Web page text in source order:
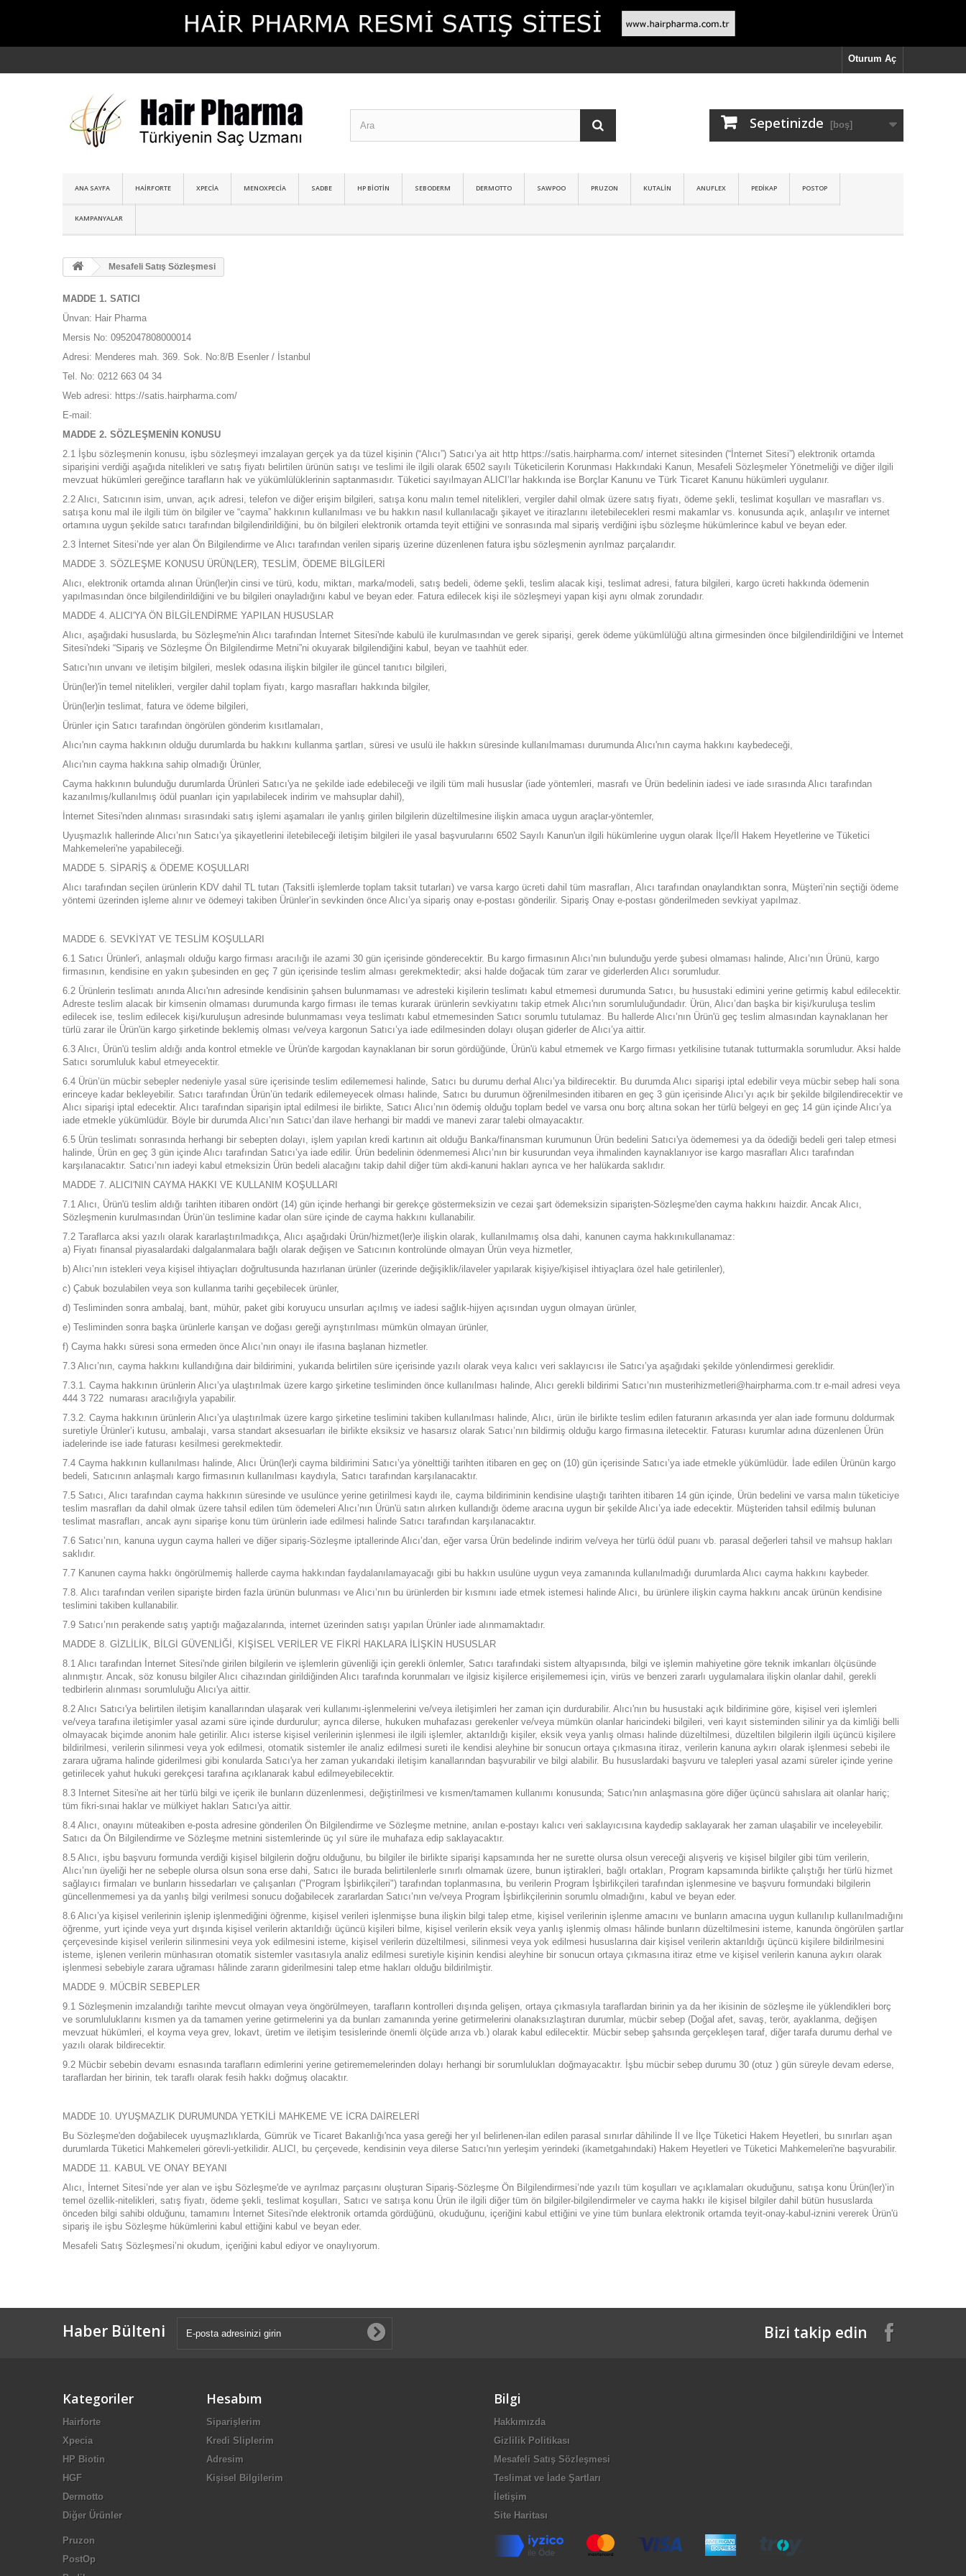
Oturum Aç
Sepetinizde [boş]
ANA SAYFA HAIRFORTE XPECIA MENOXPECIA SADBE HP BIOTIN SEBODERM DERMOTTO SAWPOO PRUZON KUTALIN ANUFLEX PEDIKAP POSTOP
KAMPANYALAR
Mesafeli Satış Sözleşmesi
MADDE 1. SATICI
Ünvan: Hair Pharma
Mersis No: 0952047808000014
Adresi: Menderes mah. 369. Sok. No:8/B Esenler / İstanbul
Tel. No: 0212 663 04 34
Web adresi: https://satis.hairpharma.com/
E-mail:
MADDE 2. SÖZLEŞMENİN KONUSU
2.1 İşbu sözleşmenin konusu, işbu sözleşmeyi imzalayan gerçek ya da tüzel kişinin (“Alıcı”) Satıcı’ya ait http https://satis.hairpharma.com/ internet sitesinden (“İnternet Sitesi”) elektronik ortamda
siparişini verdiği aşağıda nitelikleri ve satış fiyatı belirtilen ürünün satışı ve teslimi ile ilgili olarak 6502 sayılı Tüketicilerin Korunması Hakkındaki Kanun, Mesafeli Sözleşmeler Yönetmeliği ve diğer ilgili
mevzuat hükümleri gereğince tarafların hak ve yükümlülüklerinin saptanmasıdır. Tüketici sayılmayan ALICI’lar hakkında ise Borçlar Kanunu ve Türk Ticaret Kanunu hükümleri uygulanır.
2.2 Alıcı, Satıcının isim, unvan, açık adresi, telefon ve diğer erişim bilgileri, satışa konu malın temel nitelikleri, vergiler dahil olmak üzere satış fiyatı, ödeme şekli, teslimat koşulları ve masrafları vs.
satışa konu mal ile ilgili tüm ön bilgiler ve “cayma” hakkının kullanılması ve bu hakkın nasıl kullanılacağı şikayet ve itirazlarını iletebilecekleri resmi makamlar vs. konusunda açık, anlaşılır ve internet
ortamına uygun şekilde satıcı tarafından bilgilendirildiğini, bu ön bilgileri elektronik ortamda teyit ettiğini ve sonrasında mal sipariş verdiğini işbu sözleşme hükümlerince kabul ve beyan eder.
2.3 İnternet Sitesi’nde yer alan Ön Bilgilendirme ve Alıcı tarafından verilen sipariş üzerine düzenlenen fatura işbu sözleşmenin ayrılmaz parçalarıdır.
MADDE 3. SÖZLEŞME KONUSU ÜRÜN(LER), TESLİM, ÖDEME BİLGİLERİ
Alıcı, elektronik ortamda alınan Ürün(ler)in cinsi ve türü, kodu, miktarı, marka/modeli, satış bedeli, ödeme şekli, teslim alacak kişi, teslimat adresi, fatura bilgileri, kargo ücreti hakkında ödemenin
yapılmasından önce bilgilendirildiğini ve bu bilgileri onayladığını kabul ve beyan eder. Fatura edilecek kişi ile sözleşmeyi yapan kişi aynı olmak zorundadır.
MADDE 4. ALICI'YA ÖN BİLGİLENDİRME YAPILAN HUSUSLAR
Alıcı, aşağıdaki hususlarda, bu Sözleşme'nin Alıcı tarafından İnternet Sitesi'nde kabulü ile kurulmasından ve gerek siparişi, gerek ödeme yükümlülüğü altına girmesinden önce bilgilendirildiğini ve İnternet
Sitesi'ndeki “Sipariş ve Sözleşme Ön Bilgilendirme Metni”ni okuyarak bilgilendiğini kabul, beyan ve taahhüt eder.
Satıcı'nın unvanı ve iletişim bilgileri, meslek odasına ilişkin bilgiler ile güncel tanıtıcı bilgileri,
Ürün(ler)'in temel nitelikleri, vergiler dahil toplam fiyatı, kargo masrafları hakkında bilgiler,
Ürün(ler)in teslimat, fatura ve ödeme bilgileri,
Ürünler için Satıcı tarafından öngörülen gönderim kısıtlamaları,
Alıcı'nın cayma hakkının olduğu durumlarda bu hakkını kullanma şartları, süresi ve usulü ile hakkın süresinde kullanılmaması durumunda Alıcı'nın cayma hakkını kaybedeceği,
Alıcı'nın cayma hakkına sahip olmadığı Ürünler,
Cayma hakkının bulunduğu durumlarda Ürünleri Satıcı'ya ne şekilde iade edebileceği ve ilgili tüm mali hususlar (iade yöntemleri, masrafı ve Ürün bedelinin iadesi ve iade sırasında Alıcı tarafından
kazanılmış/kullanılmış ödül puanları için yapılabilecek indirim ve mahsuplar dahil),
İnternet Sitesi'nden alınması sırasındaki satış işlemi aşamaları ile yanlış girilen bilgilerin düzeltilmesine ilişkin amaca uygun araçlar-yöntemler,
Uyuşmazlık hallerinde Alıcı’nın Satıcı’ya şikayetlerini iletebileceği iletişim bilgileri ile yasal başvurularını 6502 Sayılı Kanun'un ilgili hükümlerine uygun olarak İlçe/İl Hakem Heyetlerine ve Tüketici
Mahkemeleri'ne yapabileceği.
MADDE 5. SİPARİŞ & ÖDEME KOŞULLARI
Alıcı tarafından seçilen ürünlerin KDV dahil TL tutarı (Taksitli işlemlerde toplam taksit tutarları) ve varsa kargo ücreti dahil tüm masrafları, Alıcı tarafından onaylandıktan sonra, Müşteri’nin seçtiği ödeme
yöntemi üzerinden işleme alınır ve ödemeyi takiben Ürünler’in sevkinden önce Alıcı’ya sipariş onay e-postası gönderilir. Sipariş Onay e-postası gönderilmeden sevkiyat yapılmaz.
MADDE 6. SEVKİYAT VE TESLİM KOŞULLARI
6.1 Satıcı Ürünler'i, anlaşmalı olduğu kargo firması aracılığı ile azami 30 gün içerisinde gönderecektir. Bu kargo firmasının Alıcı’nın bulunduğu yerde şubesi olmaması halinde, Alıcı’nın Ürünü, kargo
firmasının, kendisine en yakın şubesinden en geç 7 gün içerisinde teslim alması gerekmektedir; aksi halde doğacak tüm zarar ve giderlerden Alıcı sorumludur.
6.2 Ürünlerin teslimatı anında Alıcı'nın adresinde kendisinin şahsen bulunmaması ve adresteki kişilerin teslimatı kabul etmemesi durumunda Satıcı, bu husustaki edimini yerine getirmiş kabul edilecektir.
Adreste teslim alacak bir kimsenin olmaması durumunda kargo firması ile temas kurarak ürünlerin sevkiyatını takip etmek Alıcı'nın sorumluluğundadır. Ürün, Alıcı’dan başka bir kişi/kuruluşa teslim
edilecek ise, teslim edilecek kişi/kuruluşun adresinde bulunmaması veya teslimatı kabul etmemesinden Satıcı sorumlu tutulamaz. Bu hallerde Alıcı’nın Ürün'ü geç teslim almasından kaynaklanan her
türlü zarar ile Ürün'ün kargo şirketinde beklemiş olması ve/veya kargonun Satıcı’ya iade edilmesinden dolayı oluşan giderler de Alıcı’ya aittir.
6.3 Alıcı, Ürün'ü teslim aldığı anda kontrol etmekle ve Ürün'de kargodan kaynaklanan bir sorun gördüğünde, Ürün'ü kabul etmemek ve Kargo firması yetkilisine tutanak tutturmakla sorumludur. Aksi halde
Satıcı sorumluluk kabul etmeyecektir.
6.4 Ürün’ün mücbir sebepler nedeniyle yasal süre içerisinde teslim edilememesi halinde, Satıcı bu durumu derhal Alıcı’ya bildirecektir. Bu durumda Alıcı siparişi iptal edebilir veya mücbir sebep hali sona
erinceye kadar bekleyebilir. Satıcı tarafından Ürün’ün tedarik edilemeyecek olması halinde, Satıcı bu durumun öğrenilmesinden itibaren en geç 3 gün içerisinde Alıcı’yı açık bir şekilde bilgilendirecektir ve
Alıcı siparişi iptal edecektir. Alıcı tarafından siparişin iptal edilmesi ile birlikte, Satıcı Alıcı’nın ödemiş olduğu toplam bedel ve varsa onu borç altına sokan her türlü belgeyi en geç 14 gün içinde Alıcı’ya
iade etmekle yükümlüdür. Böyle bir durumda Alıcı’nın Satıcı’dan ilave herhangi bir maddi ve manevi zarar talebi olmayacaktır.
6.5 Ürün teslimatı sonrasında herhangi bir sebepten dolayı, işlem yapılan kredi kartının ait olduğu Banka/finansman kurumunun Ürün bedelini Satıcı'ya ödememesi ya da ödediği bedeli geri talep etmesi
halinde, Ürün en geç 3 gün içinde Alıcı tarafından Satıcı’ya iade edilir. Ürün bedelinin ödenmemesi Alıcı’nın bir kusurundan veya ihmalinden kaynaklanıyor ise kargo masrafları Alıcı tarafından
karşılanacaktır. Satıcı’nın iadeyi kabul etmeksizin Ürün bedeli alacağını takip dahil diğer tüm akdi-kanuni hakları ayrıca ve her halükarda saklıdır.
MADDE 7. ALICI'NIN CAYMA HAKKI VE KULLANIM KOŞULLARI
7.1 Alıcı, Ürün'ü teslim aldığı tarihten itibaren ondört (14) gün içinde herhangi bir gerekçe göstermeksizin ve cezai şart ödemeksizin siparişten-Sözleşme'den cayma hakkını haizdir. Ancak Alıcı,
Sözleşmenin kurulmasından Ürün’ün teslimine kadar olan süre içinde de cayma hakkını kullanabilir.
7.2 Taraflarca aksi yazılı olarak kararlaştırılmadıkça, Alıcı aşağıdaki Ürün/hizmet(ler)e ilişkin olarak, kullanılmamış olsa dahi, kanunen cayma hakkınıkullanamaz:
a) Fiyatı finansal piyasalardaki dalgalanmalara bağlı olarak değişen ve Satıcının kontrolünde olmayan Ürün veya hizmetler,
b) Alıcı’nın istekleri veya kişisel ihtiyaçları doğrultusunda hazırlanan ürünler (üzerinde değişiklik/ilaveler yapılarak kişiye/kişisel ihtiyaçlara özel hale getirilenler),
c) Çabuk bozulabilen veya son kullanma tarihi geçebilecek ürünler,
d) Tesliminden sonra ambalaj, bant, mühür, paket gibi koruyucu unsurları açılmış ve iadesi sağlık-hijyen açısından uygun olmayan ürünler,
e) Tesliminden sonra başka ürünlerle karışan ve doğası gereği ayrıştırılması mümkün olmayan ürünler,
f) Cayma hakkı süresi sona ermeden önce Alıcı’nın onayı ile ifasına başlanan hizmetler.
7.3 Alıcı’nın, cayma hakkını kullandığına dair bildirimini, yukarıda belirtilen süre içerisinde yazılı olarak veya kalıcı veri saklayıcısı ile Satıcı’ya aşağıdaki şekilde yönlendirmesi gereklidir.
7.3.1. Cayma hakkının ürünlerin Alıcı’ya ulaştırılmak üzere kargo şirketine tesliminden önce kullanılması halinde, Alıcı gerekli bildirimi Satıcı’nın musterihizmetleri@hairpharma.com.tr e-mail adresi veya
444 3 722 numarası aracılığıyla yapabilir.
7.3.2. Cayma hakkının ürünlerin Alıcı’ya ulaştırılmak üzere kargo şirketine teslimini takiben kullanılması halinde, Alıcı, ürün ile birlikte teslim edilen faturanın arkasında yer alan iade formunu doldurmak
suretiyle Ürünler’i kutusu, ambalajı, varsa standart aksesuarları ile birlikte eksiksiz ve hasarsız olarak Satıcı’nın bildirmiş olduğu kargo firmasına iletecektir. Faturası kurumlar adına düzenlenen Ürün
iadelerinde ise iade faturası kesilmesi gerekmektedir.
7.4 Cayma hakkının kullanılması halinde, Alıcı Ürün(ler)i cayma bildirimini Satıcı’ya yönelttiği tarihten itibaren en geç on (10) gün içerisinde Satıcı’ya iade etmekle yükümlüdür. İade edilen Ürünün kargo
bedeli, Satıcının anlaşmalı kargo firmasının kullanılması kaydıyla, Satıcı tarafından karşılanacaktır.
7.5 Satıcı, Alıcı tarafından cayma hakkının süresinde ve usulünce yerine getirilmesi kaydı ile, cayma bildiriminin kendisine ulaştığı tarihten itibaren 14 gün içinde, Ürün bedelini ve varsa malın tüketiciye
teslim masrafları da dahil olmak üzere tahsil edilen tüm ödemeleri Alıcı’nın Ürün'ü satın alırken kullandığı ödeme aracına uygun bir şekilde Alıcı’ya iade edecektir. Müşteriden tahsil edilmiş bulunan
teslimat masrafları, ancak aynı siparişe konu tüm ürünlerin iade edilmesi halinde Satıcı tarafından karşılanacaktır.
7.6 Satıcı’nın, kanuna uygun cayma halleri ve diğer sipariş-Sözleşme iptallerinde Alıcı’dan, eğer varsa Ürün bedelinde indirim ve/veya her türlü ödül puanı vb. parasal değerleri tahsil ve mahsup hakları
saklıdır.
7.7 Kanunen cayma hakkı öngörülmemiş hallerde cayma hakkından faydalanılamayacağı gibi bu hakkın usulüne uygun veya zamanında kullanılmadığı durumlarda Alıcı cayma hakkını kaybeder.
7.8. Alıcı tarafından verilen siparişte birden fazla ürünün bulunması ve Alıcı’nın bu ürünlerden bir kısmını iade etmek istemesi halinde Alıcı, bu ürünlere ilişkin cayma hakkını ancak ürünün kendisine
teslimini takiben kullanabilir.
7.9 Satıcı’nın perakende satış yaptığı mağazalarında, internet üzerinden satışı yapılan Ürünler iade alınmamaktadır.
MADDE 8. GİZLİLİK, BİLGİ GÜVENLİĞİ, KİŞİSEL VERİLER VE FİKRİ HAKLARA İLİŞKİN HUSUSLAR
8.1 Alıcı tarafından İnternet Sitesi'nde girilen bilgilerin ve işlemlerin güvenliği için gerekli önlemler, Satıcı tarafındaki sistem altyapısında, bilgi ve işlemin mahiyetine göre teknik imkanları ölçüsünde
alınmıştır. Ancak, söz konusu bilgiler Alıcı cihazından girildiğinden Alıcı tarafında korunmaları ve ilgisiz kişilerce erişilememesi için, virüs ve benzeri zararlı uygulamalara ilişkin olanlar dahil, gerekli
tedbirlerin alınması sorumluluğu Alıcı'ya aittir.
8.2 Alıcı Satıcı'ya belirtilen iletişim kanallarından ulaşarak veri kullanımı-işlenmelerini ve/veya iletişimleri her zaman için durdurabilir. Alıcı'nın bu husustaki açık bildirimine göre, kişisel veri işlemleri
ve/veya tarafına iletişimler yasal azami süre içinde durdurulur; ayrıca dilerse, hukuken muhafazası gerekenler ve/veya mümkün olanlar haricindeki bilgileri, veri kayıt sisteminden silinir ya da kimliği belli
olmayacak biçimde anonim hale getirilir. Alıcı isterse kişisel verilerinin işlenmesi ile ilgili işlemler, aktarıldığı kişiler, eksik veya yanlış olması halinde düzeltilmesi, düzeltilen bilgilerin ilgili üçüncü kişilere
bildirilmesi, verilerin silinmesi veya yok edilmesi, otomatik sistemler ile analiz edilmesi sureti ile kendisi aleyhine bir sonucun ortaya çıkmasına itiraz, verilerin kanuna aykırı olarak işlenmesi sebebi ile
zarara uğrama halinde giderilmesi gibi konularda Satıcı'ya her zaman yukarıdaki iletişim kanallarından başvurabilir ve bilgi alabilir. Bu hususlardaki başvuru ve talepleri yasal azami süreler içinde yerine
getirilecek yahut hukuki gerekçesi tarafına açıklanarak kabul edilmeyebilecektir.
8.3 Internet Sitesi'ne ait her türlü bilgi ve içerik ile bunların düzenlenmesi, değiştirilmesi ve kısmen/tamamen kullanımı konusunda; Satıcı'nın anlaşmasına göre diğer üçüncü sahıslara ait olanlar hariç;
tüm fikri-sınai haklar ve mülkiyet hakları Satıcı'ya aittir.
8.4 Alıcı, onayını müteakiben e-posta adresine gönderilen Ön Bilgilendirme ve Sözleşme metnine, anılan e-postayı kalıcı veri saklayıcısına kaydedip saklayarak her zaman ulaşabilir ve inceleyebilir.
Satıcı da Ön Bilgilendirme ve Sözleşme metnini sistemlerinde üç yıl süre ile muhafaza edip saklayacaktır.
8.5 Alıcı, işbu başvuru formunda verdiği kişisel bilgilerin doğru olduğunu, bu bilgiler ile birlikte siparişi kapsamında her ne surette olursa olsun vereceği alışveriş ve kişisel bilgiler gibi tüm verilerin,
Alıcı’nın üyeliği her ne sebeple olursa olsun sona erse dahi, Satıcı ile burada belirtilenlerle sınırlı olmamak üzere, bunun iştirakleri, bağlı ortakları, Program kapsamında birlikte çalıştığı her türlü hizmet
sağlayıcı firmaları ve bunların hissedarları ve çalışanları ("Program İşbirlikçileri") tarafından toplanmasına, bu verilerin Program İşbirlikçileri tarafından işlenmesine ve başvuru formundaki bilgilerin
güncellenmemesi ya da yanlış bilgi verilmesi sonucu doğabilecek zararlardan Satıcı’nın ve/veya Program İşbirlikçilerinin sorumlu olmadığını, kabul ve beyan eder.
8.6 Alıcı’ya kişisel verilerinin işlenip işlenmediğini öğrenme, kişisel verileri işlenmişse buna ilişkin bilgi talep etme, kişisel verilerinin işlenme amacını ve bunların amacına uygun kullanılıp kullanılmadığını
öğrenme, yurt içinde veya yurt dışında kişisel verilerin aktarıldığı üçüncü kişileri bilme, kişisel verilerin eksik veya yanlış işlenmiş olması hâlinde bunların düzeltilmesini isteme, kanunda öngörülen şartlar
çerçevesinde kişisel verilerin silinmesini veya yok edilmesini isteme, kişisel verilerin düzeltilmesi, silinmesi veya yok edilmesi hususlarına dair kişisel verilerin aktarıldığı üçüncü kişilere bildirilmesini
isteme, işlenen verilerin münhasıran otomatik sistemler vasıtasıyla analiz edilmesi suretiyle kişinin kendisi aleyhine bir sonucun ortaya çıkmasına itiraz etme ve kişisel verilerin kanuna aykırı olarak
işlenmesi sebebiyle zarara uğraması hâlinde zararın giderilmesini talep etme hakları olduğu bildirilmiştir.
MADDE 9. MÜCBİR SEBEPLER
9.1 Sözleşmenin imzalandığı tarihte mevcut olmayan veya öngörülmeyen, tarafların kontrolleri dışında gelişen, ortaya çıkmasıyla taraflardan birinin ya da her ikisinin de sözleşme ile yüklendikleri borç
ve sorumluluklarını kısmen ya da tamamen yerine getirmelerini ya da bunları zamanında yerine getirmelerini olanaksızlaştıran durumlar, mücbir sebep (Doğal afet, savaş, terör, ayaklanma, değişen
mevzuat hükümleri, el koyma veya grev, lokavt, üretim ve iletişim tesislerinde önemli ölçüde arıza vb.) olarak kabul edilecektir. Mücbir sebep şahsında gerçekleşen taraf, diğer tarafa durumu derhal ve
yazılı olarak bildirecektir.
9.2 Mücbir sebebin devamı esnasında tarafların edimlerini yerine getirememelerinden dolayı herhangi bir sorumlulukları doğmayacaktır. İşbu mücbir sebep durumu 30 (otuz ) gün süreyle devam ederse,
taraflardan her birinin, tek taraflı olarak fesih hakkı doğmuş olacaktır.
MADDE 10. UYUŞMAZLIK DURUMUNDA YETKİLİ MAHKEME VE İCRA DAİRELERİ
Bu Sözleşme'den doğabilecek uyuşmazlıklarda, Gümrük ve Ticaret Bakanlığı'nca yasa gereği her yıl belirlenen-ilan edilen parasal sınırlar dâhilinde İl ve İlçe Tüketici Hakem Heyetleri, bu sınırları aşan
durumlarda Tüketici Mahkemeleri görevli-yetkilidir. ALICI, bu çerçevede, kendisinin veya dilerse Satıcı'nın yerleşim yerindeki (ikametgahındaki) Hakem Heyetleri ve Tüketici Mahkemeleri'ne başvurabilir.
MADDE 11. KABUL VE ONAY BEYANI
Alıcı, İnternet Sitesi’nde yer alan ve işbu Sözleşme'de ve ayrılmaz parçasını oluşturan Sipariş-Sözleşme Ön Bilgilendirmesi’nde yazılı tüm koşulları ve açıklamaları okuduğunu, satışa konu Ürün(ler)’in
temel özellik-nitelikleri, satış fiyatı, ödeme şekli, teslimat koşulları, Satıcı ve satışa konu Ürün ile ilgili diğer tüm ön bilgiler-bilgilendirmeler ve cayma hakkı ile kişisel bilgiler dahil bütün hususlarda
önceden bilgi sahibi olduğunu, tamamını İnternet Sitesi'nde elektronik ortamda gördüğünü, okuduğunu, içeriğini kabul ettiğini ve yine tüm bunlara elektronik ortamda teyit-onay-kabul-iznini vererek Ürün'ü
sipariş ile işbu Sözleşme hükümlerini kabul ettiğini kabul ve beyan eder.
Mesafeli Satış Sözleşmesi’ni okudum, içeriğini kabul ediyor ve onaylıyorum.
Haber Bülteni Bizi takip edin
Kategoriler
Hairforte
Xpecia
HP Biotin
HGF
Dermotto
Diğer Ürünler
Pruzon
PostOp
Hesabım
Siparişlerim
Kredi Sliplerim
Adresim
Kişisel Bilgilerim
Bilgi
Hakkımızda
Gizlilik Politikası
Mesafeli Satış Sözleşmesi
Teslimat ve İade Şartları
İletişim
Site Haritası